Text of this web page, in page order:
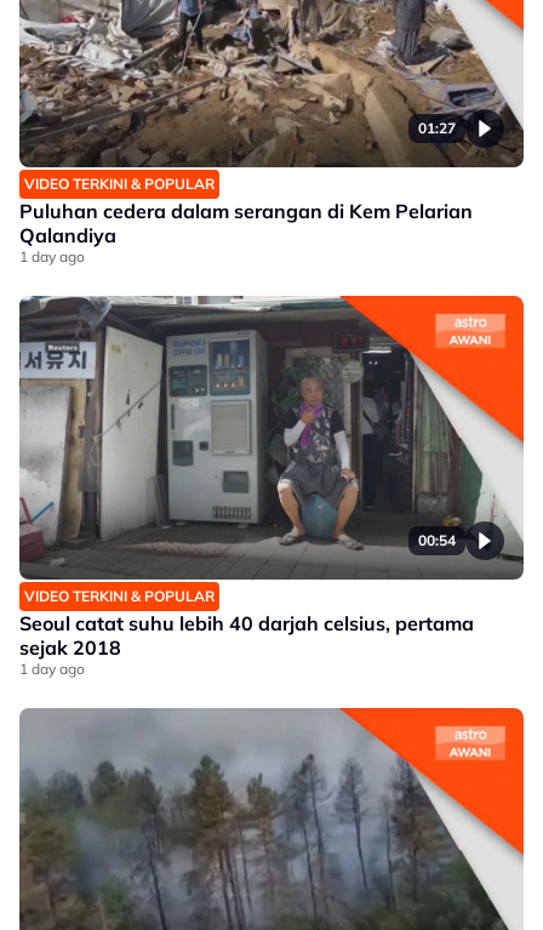
01:27
VIDEO TERKINI & POPULAR
Puluhan cedera dalam serangan di Kem Pelarian
Qalandiya
1 day ago
00:54
VIDEO TERKINI & POPULAR
Seoul catat suhu lebih 40 darjah celsius, pertama
sejak 2018
1 day ago